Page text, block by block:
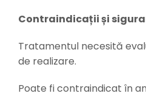
Contraindicații și
Tratamentul necesită
de realizare.
Poate fi contraindicat în